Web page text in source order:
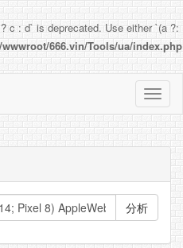
c : d` is deprecated. Use either `(a ?:
666.vin/Tools/ua/index.php
导
航
钮
分析